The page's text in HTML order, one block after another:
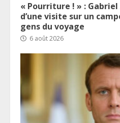
« Pourriture ! » :
d’une visite sur un
gens du voyage
6 août 2026